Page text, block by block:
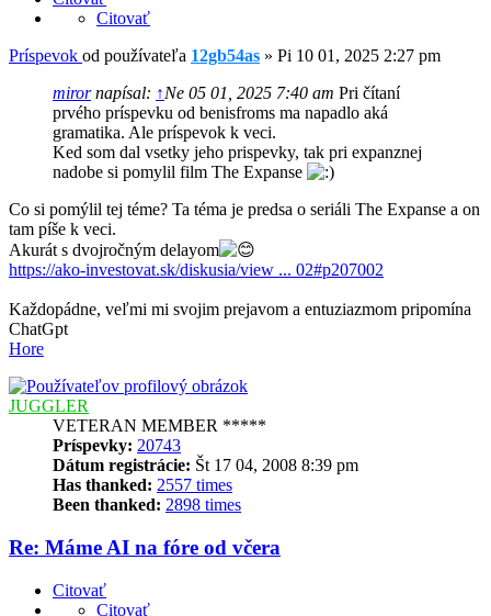
Citovať
Príspevok od používateľa 12gb54as » Pi 10 01, 2025 2:27 pm
mirornapísal: ↑Ne 05 01, 2025 7:40 am Pri čítaní
prvého príspevku od benisfroms ma napadlo aká
gramatika. Ale príspevok k veci.
Ked som dal vsetky jeho prispevky, tak pri expanznej
nadobe si pomylil film The Expanse
Co si pomýlil tej téme? Ta téma je predsa o seriáli The Expanse a on
tam píše k veci.
Akurát s dvojročným delayom
https://ako-investovat.sk/diskusia/view ... 02#p207002
Každopádne, veľmi mi svojim prejavom a entuziazmom pripomína
ChatGpt
Hore
JUGGLER
VETERAN MEMBER *****
Príspevky: 20743
Dátum registrácie: Št 17 04, 2008 8:39 pm
Has thanked: 2557 times
Been thanked: 2898 times
Re: Máme AI na fóre od včera
Citovať
Citovať